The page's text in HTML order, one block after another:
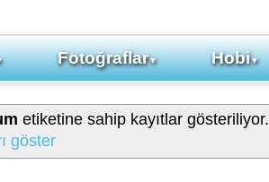
Fotoğraflar▼ Hobi▼
etiketine sahip kayıtlar gösteriliyor.
göster